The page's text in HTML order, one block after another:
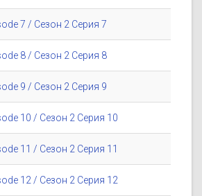
7 / Сезон 2 Серия 7
8 / Сезон 2 Серия 8
9 / Сезон 2 Серия 9
10 / Сезон 2 Серия 10
11 / Сезон 2 Серия 11
12 / Сезон 2 Серия 12